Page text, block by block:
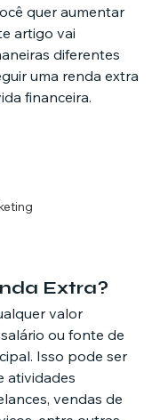
quer aumentar
artigo vai
diferentes
uma renda extra
financeira.
Extra?
valor
ou fonte de
Isso pode ser
atividades
vendas de